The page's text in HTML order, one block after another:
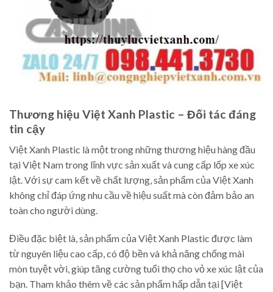
Thương hiệu Việt Xanh Plastic – Đối tác đáng
tin cậy
Việt Xanh Plastic là một trong những thương hiệu hàng đầu
tại Việt Nam trong lĩnh vực sản xuất và cung cấp lốp xe xúc
lật. Với sự cam kết về chất lượng, sản phẩm của Việt Xanh
không chỉ đáp ứng nhu cầu về hiệu suất mà còn đảm bảo an
toàn cho người dùng.
Điều đặc biệt là, sản phẩm của Việt Xanh Plastic được làm
từ nguyên liệu cao cấp, có độ bền và khả năng chống mài
mòn tuyệt vời, giúp tăng cường tuổi thọ cho vỏ xe xúc lật của
bạn. Tham khảo thêm về các sản phẩm hấp dẫn tại [Việt